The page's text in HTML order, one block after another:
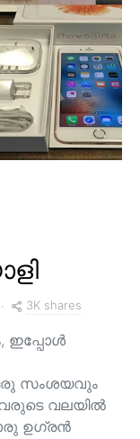
3K shares
ഇപ്പോൾ
സംശയവും
വലയിൽ
ഉഗ്രൻ